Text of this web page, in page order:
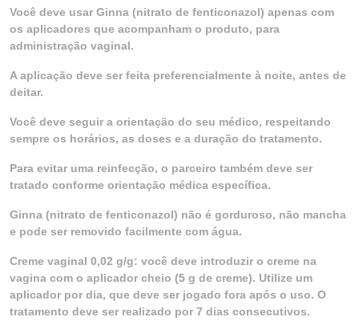
Você deve usar Ginna (nitrato de fenticonazol) apenas com
os aplicadores que acompanham o produto, para
administração vaginal.
A aplicação deve ser feita preferencialmente à noite, antes de
deitar.
Você deve seguir a orientação do seu médico, respeitando
sempre os horários, as doses e a duração do tratamento.
Para evitar uma reinfecção, o parceiro também deve ser
tratado conforme orientação médica específica.
Ginna (nitrato de fenticonazol) não é gorduroso, não mancha
e pode ser removido facilmente com água.
Creme vaginal 0,02 g/g: você deve introduzir o creme na
vagina com o aplicador cheio (5 g de creme). Utilize um
aplicador por dia, que deve ser jogado fora após o uso. O
tratamento deve ser realizado por 7 dias consecutivos.